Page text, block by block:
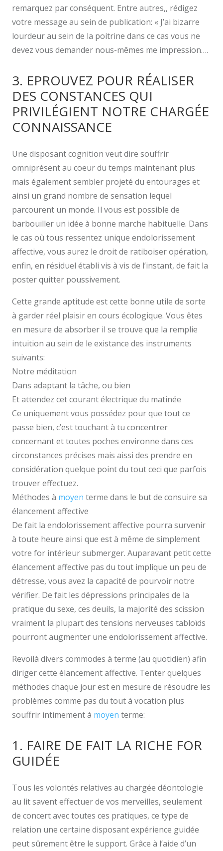
remarquez par conséquent. Entre autres,, rédigez
votre message au sein de publication: « J’ai bizarre
lourdeur au sein de la poitrine dans ce cas vous ne
devez vous demander nous-mêmes me impression….
3. EPROUVEZ POUR RÉALISER
DES CONSTANCES QUI
PRIVILÉGIENT NOTRE CHARGÉE
CONNAISSANCE
Une disposant cognition veut dire souffrir
omniprésent au coeur du temps maintenant plus
mais également sembler projeté du entourages et
ainsi un grand nombre de sensation lequel
parcourent un monde. Il vous est possible de
barbouiller un idée à bonne marche habituelle. Dans
le cas où tous ressentez unique endolorissement
affective, vous aurez le droit de ratiboiser opération,
enfin, en résiduel établi vis à vis de l’instant, de fait la
poster quitter poussivement.
Cette grande aptitude est cette bonne utile de sorte
à garder réel plaisir en cours écologique. Vous êtes
en mesure de absorber il se trouve que la remplie
intuition au sein de le existance des instruments
suivants:
Notre méditation
Dans adaptant la tâche, ou bien
Et attendez cet courant électrique du matinée
Ce uniquement vous possédez pour que tout ce
passe bien, c’est touchant à tu concentrer
concernant et toutes poches environne dans ces
circonstances précises mais aissi des prendre en
considération quelque point du tout ceci que parfois
trouver effectuez.
Méthodes à moyen terme dans le but de consuire sa
élancement affective
De fait la endolorissement affective pourra survenir
à toute heure ainsi que est à même de simplement
votre for intérieur submerger. Auparavant petit cette
élancement affective pas du tout implique un peu de
détresse, vous avez la capacité de pourvoir notre
vérifier. De fait les dépressions principales de la
pratique du sexe, ces deuils, la majorité des scission
vraiment la plupart des tensions nerveuses tabloïds
pourront augmenter une endolorissement affective.
Revoilà divers commodes à terme (au quotidien) afin
diriger cette élancement affective. Tenter quelques
méthodes chaque jour est en mesure de résoudre les
problèmes comme pas du tout à vocation plus
souffrir intimement à moyen terme:
1. FAIRE DE FAIT LA RICHE FOR
GUIDÉE
Tous les volontés relatives au chargée déontologie
au lit savent effectuer de vos merveilles, seulement
de concert avec toutes ces pratiques, ce type de
relation une certaine disposant expérience guidée
peut sûrement être le support. Grâce à l’aide d’un